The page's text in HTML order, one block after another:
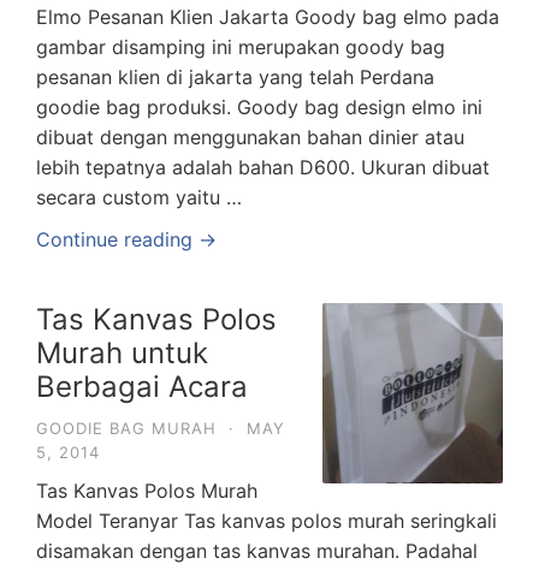
Elmo Pesanan Klien Jakarta Goody bag elmo pada
gambar disamping ini merupakan goody bag
pesanan klien di jakarta yang telah Perdana
goodie bag produksi. Goody bag design elmo ini
dibuat dengan menggunakan bahan dinier atau
lebih tepatnya adalah bahan D600. Ukuran dibuat
secara custom yaitu …
Continue reading →
Tas Kanvas Polos
Murah untuk
Berbagai Acara
GOODIE BAG MURAH ·
MAY
5, 2014
Tas Kanvas Polos Murah
Model Teranyar Tas kanvas polos murah seringkali
disamakan dengan tas kanvas murahan. Padahal